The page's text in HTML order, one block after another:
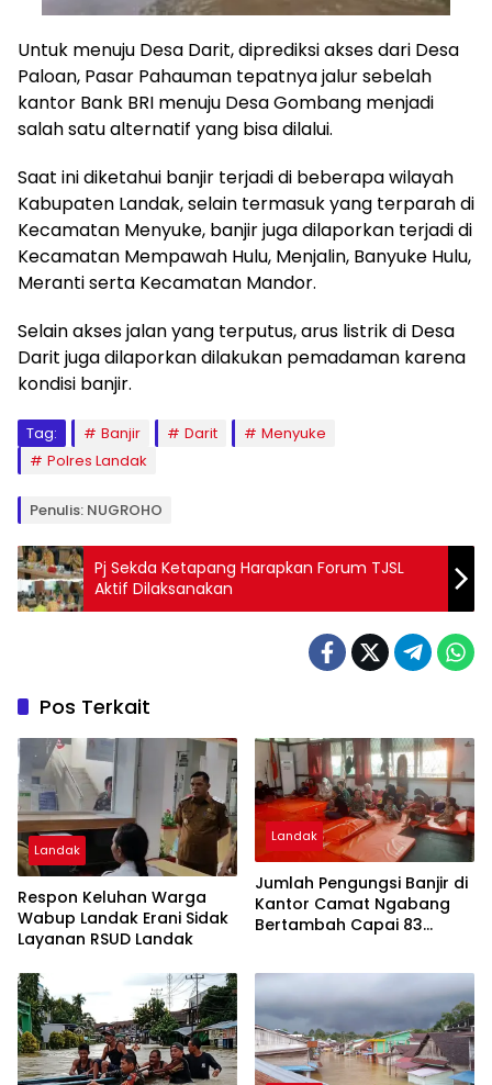
Untuk menuju Desa Darit, diprediksi akses dari Desa
Paloan, Pasar Pahauman tepatnya jalur sebelah
kantor Bank BRI menuju Desa Gombang menjadi
salah satu alternatif yang bisa dilalui.
Saat ini diketahui banjir terjadi di beberapa wilayah
Kabupaten Landak, selain termasuk yang terparah di
Kecamatan Menyuke, banjir juga dilaporkan terjadi di
Kecamatan Mempawah Hulu, Menjalin, Banyuke Hulu,
Meranti serta Kecamatan Mandor.
Selain akses jalan yang terputus, arus listrik di Desa
Darit juga dilaporkan dilakukan pemadaman karena
kondisi banjir.
Tag: Banjir Darit
Menyuke
Polres Landak
Penulis: NUGROHO
Pj Sekda Ketapang Harapkan Forum TJSL
Aktif Dilaksanakan
Pos Terkait
Landak
Respon Keluhan Warga
Wabup Landak Erani Sidak
Layanan RSUD Landak
Landak
Jumlah Pengungsi Banjir di
Kantor Camat Ngabang
Bertambah Capai 83